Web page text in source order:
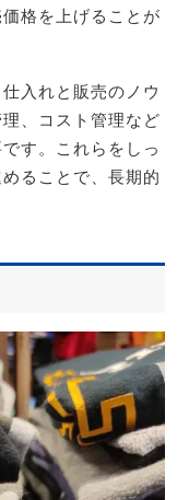
格を上げることが
入れと販売のノウ
、コスト管理など
す。これらをしっ
ることで、長期的